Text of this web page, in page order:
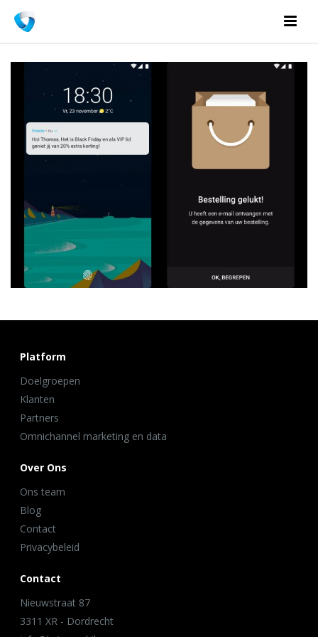
Platform
Doelgroepen
Klanten
Partners
Omnichannel marketing en data
Over Ons
Ons team
Blog
Contact
Privacybeleid
Contact
Nieuwstraat 87
3311 XR - Dordrecht